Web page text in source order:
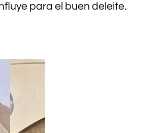
para el buen deleite.